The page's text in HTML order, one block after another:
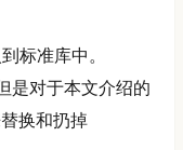
标准库中。
是对于本文介绍的
换和扔掉